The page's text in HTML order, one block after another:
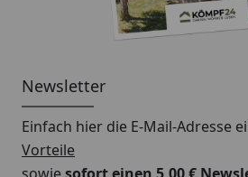
Newsletter
Einfach hier die E-Mail-Adresse
Vorteile